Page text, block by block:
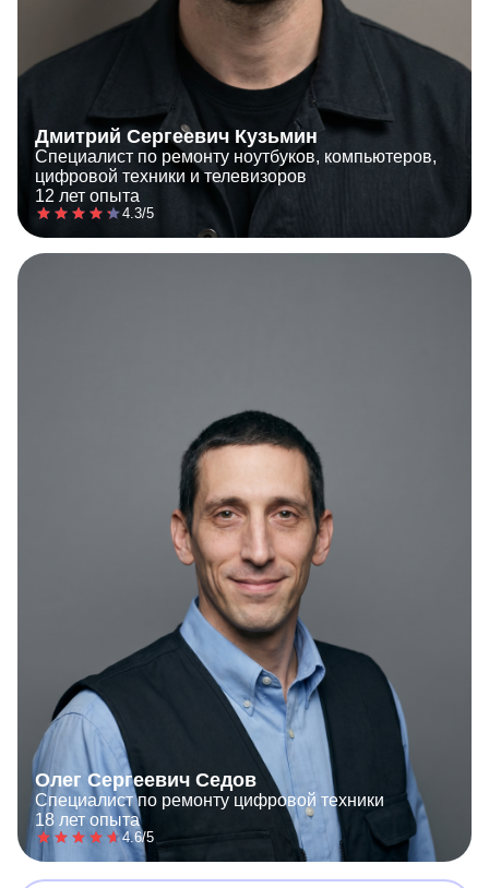
Дмитрий Сергеевич Кузьмин
Специалист по ремонту ноутбуков, компьютеров,
цифровой техники и телевизоров
12 лет опыта
4.3/5
Олег Сергеевич Седов
Специалист по ремонту цифровой техники
18 лет опыта
4.6/5